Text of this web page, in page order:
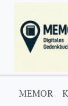
MEMOR